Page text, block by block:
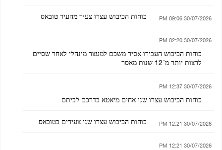
30/07/2026 09:06 PM כוחות הכיבוש עצרו צעיר מהעיר טובאס
30/07/2026 02:20 PM
כוחות הכיבוש העבירו אסיר משכם למעצר מינהלי לאחר שסיים
לרצות יותר מ־12 שנות מאסר
30/07/2026 12:37 PM
כוחות הכיבוש עצרו שני אחים מיאטא בדרכם לביתם
30/07/2026 12:21 PM כוחות הכיבוש עצרו שני צעירים בטובאס
30/07/2026 12:21 PM